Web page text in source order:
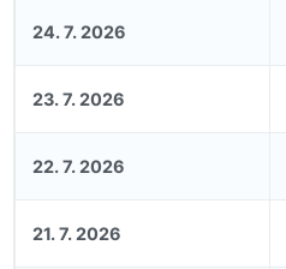
24. 7. 2026
23. 7. 2026
22. 7. 2026
21. 7. 2026